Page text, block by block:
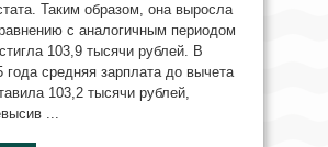
Таким образом, она выросла
с аналогичным периодом
103,9 тысячи рублей. В
года средняя зарплата до вычета
103,2 тысячи рублей,
...